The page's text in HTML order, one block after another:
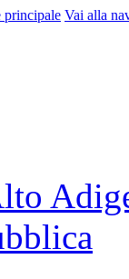
principale Vai alla